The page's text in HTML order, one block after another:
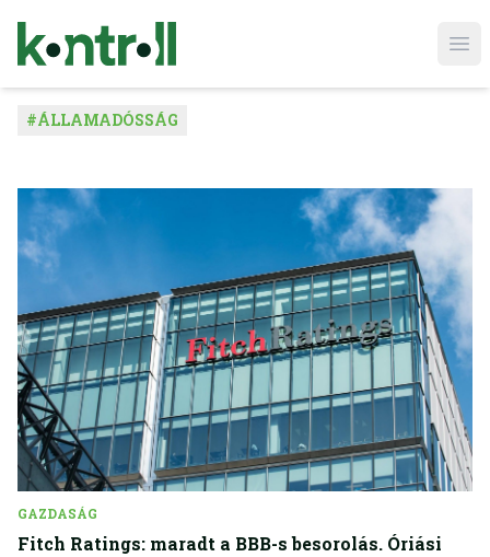
#ÁLLAMADÓSSÁG
GAZDASÁG
Fitch Ratings: maradt a BBB-s besorolás. Óriási